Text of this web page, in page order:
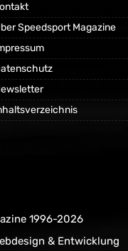
Speedsport Magazine
1996-2026
& Entwicklung